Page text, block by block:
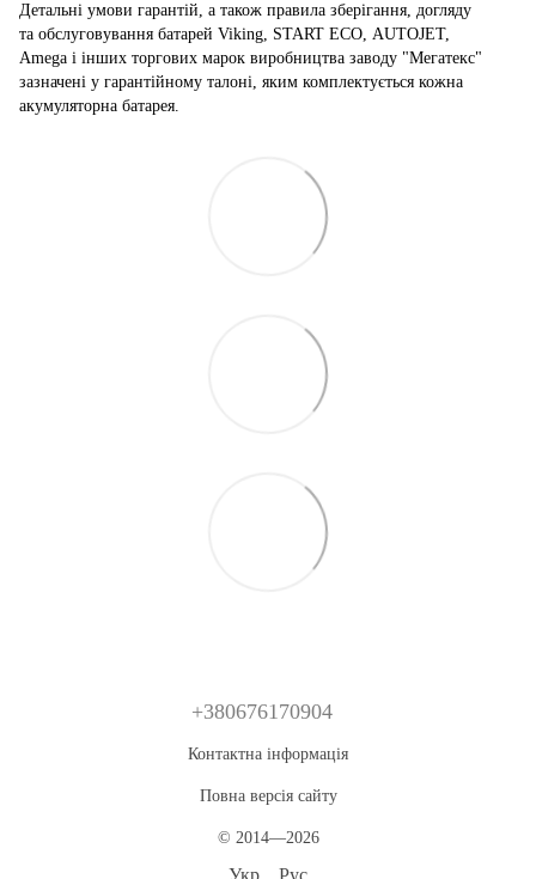
Детальні умови гарантій, а також правила зберігання, догляду
та обслуговування батарей Viking, START ECO, AUTOJET,
Amega і інших торгових марок виробництва заводу "Мегатекс"
зазначені у гарантійному талоні, яким комплектується кожна
акумуляторна батарея.
+380676170904
Контактна інформація
Повна версія сайту
© 2014—2026